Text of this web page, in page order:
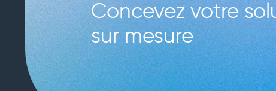
Concevez votre
sur mesure